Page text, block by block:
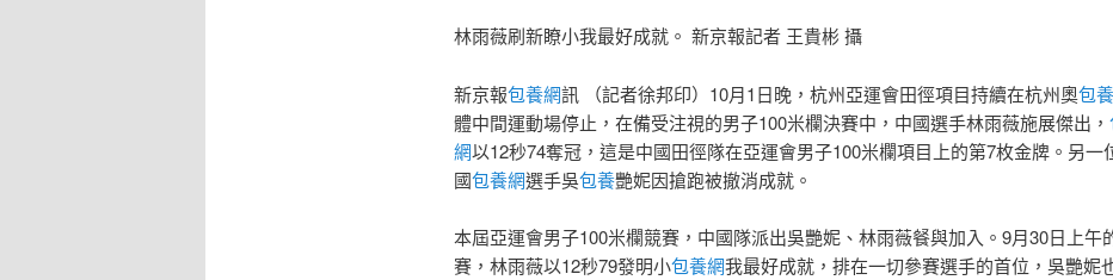
林雨薇刷新瞭小我最好成就。 新京報記者 王貴彬 攝
新京報包養網訊 （記者徐邦印）10月1日晚，杭州亞運會田徑項目持續在杭州奧包
體中間運動場停止，在備受注視的男子100米欄決賽中，中國選手林雨薇施展傑出，
網以12秒74奪冠，這是中國田徑隊在亞運會男子100米欄項目上的第7枚金牌。另一
國包養網選手吳包養艷妮因搶跑被撤消成就。
本屆亞運會男子100米欄競賽，中國隊派出吳艷妮、林雨薇餐與加入。9月30日上午
賽，林雨薇以12秒79發明小包養網我最好成就，排在一切參賽選手的首位，吳艷妮